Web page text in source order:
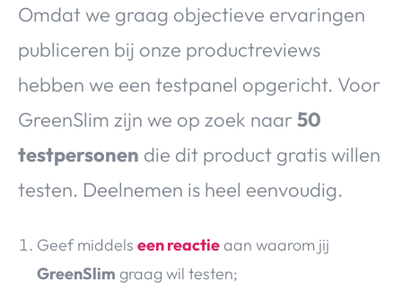
Omdat we graag objectieve ervaringen
publiceren bij onze productreviews
hebben we een testpanel opgericht. Voor
GreenSlim zijn we op zoek naar50
testpersonen die dit product gratis willen
testen. Deelnemen is heel eenvoudig.
Geef middels een reactieaan waarom jij
GreenSlim graag wil testen;